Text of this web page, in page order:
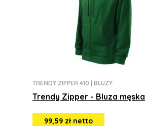
TRENDY ZIPPER 410 BLUZY
Trendy Zipper - Bluza męska
99,59 zł netto